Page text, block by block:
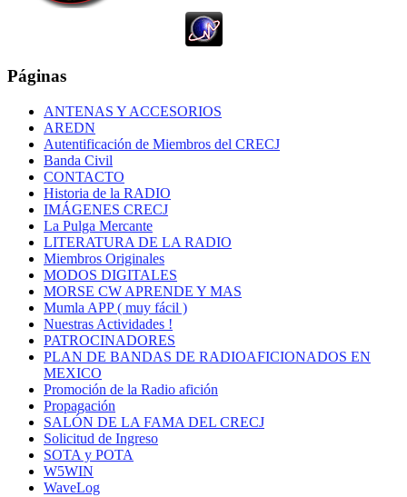
Páginas
ANTENAS Y ACCESORIOS
AREDN
Autentificación de Miembros del CRECJ
Banda Civil
CONTACTO
Historia de la RADIO
IMÁGENES CRECJ
La Pulga Mercante
LITERATURA DE LA RADIO
Miembros Originales
MODOS DIGITALES
MORSE CW APRENDE Y MAS
Mumla APP ( muy fácil )
Nuestras Actividades !
PATROCINADORES
PLAN DE BANDAS DE RADIOAFICIONADOS EN
MEXICO
Promoción de la Radio afición
Propagación
SALÓN DE LA FAMA DEL CRECJ
Solicitud de Ingreso
SOTA y POTA
W5WIN
WaveLog